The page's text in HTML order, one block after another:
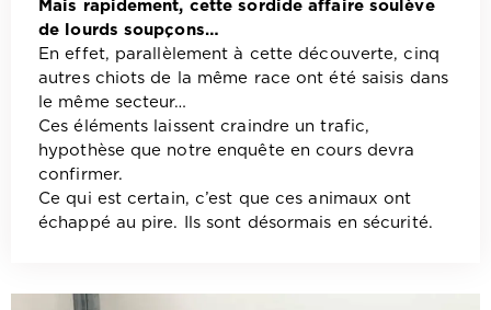
Mais rapidement, cette sordide affaire soulève
de lourds soupçons…
En effet, parallèlement à cette découverte, cinq
autres chiots de la même race ont été saisis dans
le même secteur…
Ces éléments laissent craindre un trafic,
hypothèse que notre enquête en cours devra
confirmer.
Ce qui est certain, c’est que ces animaux ont
échappé au pire. Ils sont désormais en sécurité.